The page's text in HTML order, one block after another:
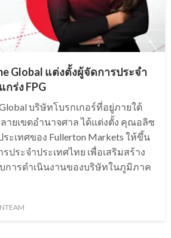
Global แต่งตั้งผู้จัดการประจำ
กร่ง FPG
Global บริษัทโบรกเกอร์ที่อยู่ภายใต้
ายเขตอำนาจศาล ได้แต่งตั้ง คุณอลิซ
ะเทศของ Fullerton Markets ให้ขึ้น
ประจำประเทศไทย เพื่อเสริมสร้าง
การดำเนินงานของบริษัทในภูมิภาค